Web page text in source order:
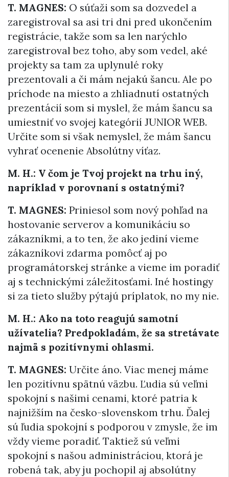
T. MAGNES: O súťaži som sa dozvedel a
zaregistroval sa asi tri dni pred ukončením
registrácie, takže som sa len narýchlo
zaregistroval bez toho, aby som vedel, aké
projekty sa tam za uplynulé roky
prezentovali a či mám nejakú šancu. Ale po
príchode na miesto a zhliadnutí ostatných
prezentácií som si myslel, že mám šancu sa
umiestniť vo svojej kategórií JUNIOR WEB.
Určite som si však nemyslel, že mám šancu
vyhrať ocenenie Absolútny víťaz.
M. H.: V čom je Tvoj projekt na trhu iný,
napríklad v porovnaní s ostatnými?
T. MAGNES: Priniesol som nový pohľad na
hostovanie serverov a komunikáciu so
zákazníkmi, a to ten, že ako jediní vieme
zákazníkovi zdarma pomôcť aj po
programátorskej stránke a vieme im poradiť
aj s technickými záležitosťami. Iné hostingy
si za tieto služby pýtajú príplatok, no my nie.
M. H.: Ako na toto reagujú samotní
užívatelia? Predpokladám, že sa stretávate
najmä s pozitívnymi ohlasmi.
T. MAGNES: Určite áno. Viac menej máme
len pozitívnu spätnú väzbu. Ľudia sú veľmi
spokojní s našimi cenami, ktoré patria k
najnižším na česko-slovenskom trhu. Ďalej
sú ľudia spokojní s podporou v zmysle, že im
vždy vieme poradiť. Taktiež sú veľmi
spokojní s našou administráciou, ktorá je
robená tak, aby ju pochopil aj absolútny